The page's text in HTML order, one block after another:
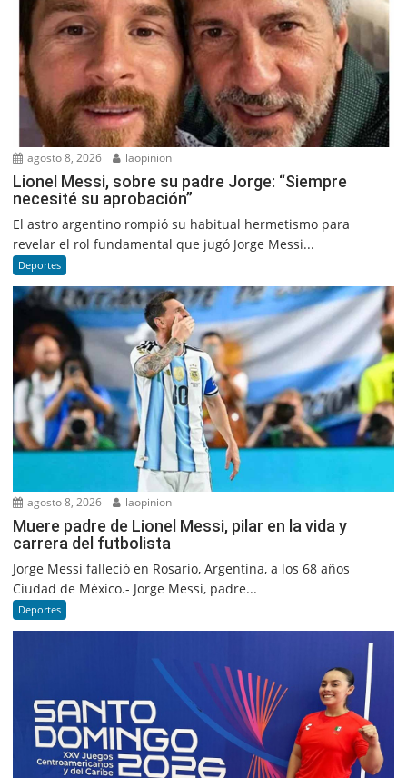
agosto 8, 2026 laopinion
Lionel Messi, sobre su padre Jorge: “Siempre
necesité su aprobación”
El astro argentino rompió su habitual hermetismo para
revelar el rol fundamental que jugó Jorge Messi...
Deportes
agosto 8, 2026 laopinion
Muere padre de Lionel Messi, pilar en la vida y
carrera del futbolista
Jorge Messi falleció en Rosario, Argentina, a los 68 años
Ciudad de México.- Jorge Messi, padre...
Deportes